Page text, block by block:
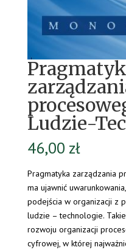
Ludzie-
46,00 zł
Pragmatyka zarządzania
ma ujawnić
podejścia w organizacji z
ludzie – technologie.
rozwoju organizacji
cyfrowej, w której